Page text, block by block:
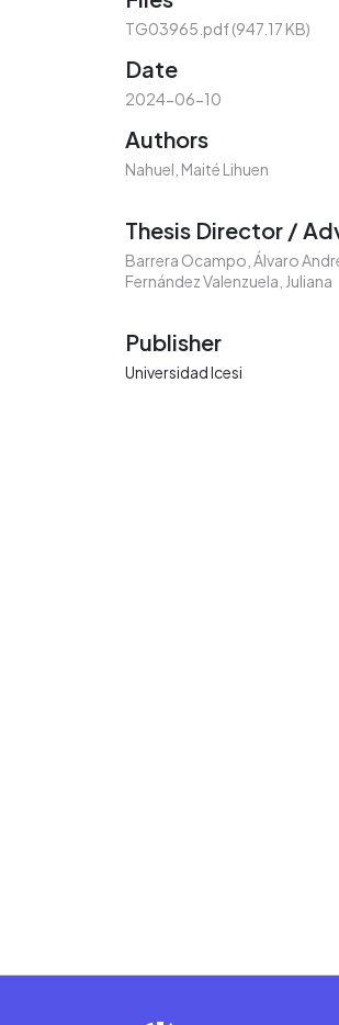
TG03965.pdf(947.17 KB)
Date
2024-06-10
Authors
Nahuel, Maité Lihuen
Thesis Director /
Barrera Ocampo, Álvaro
Fernández Valenzuela, Juliana
Publisher
Universidad Icesi